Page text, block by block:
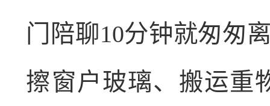
门陪聊10分钟就匆匆
擦窗户玻璃、搬运重